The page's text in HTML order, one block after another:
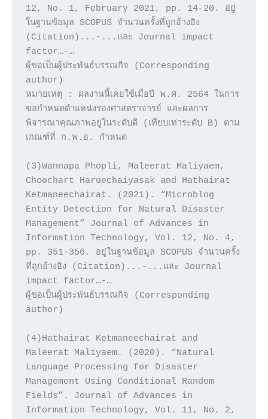
12, No. 1, February 2021, pp. 14-20. อยู่
ในฐานข้อมูล SCOPUS จำนวนครั้งที่ถูกอ้างอิง
(Citation)...-...และ Journal impact
factor…-…
ผู้ขอเป็นผู้ประพันธ์บรรณกิจ (Corresponding
author)
หมายเหตุ : ผลงานนี้เคยใช้เมื่อปี พ.ศ. 2564 ในการ
ขอกำหนดตำแหน่งรองศาสตราจารย์ และผลการ
พิจารณาคุณภาพอยู่ในระดับดี (เทียบเท่าระดับ B) ตาม
เกณฑ์ที่ ก.พ.อ. กำหนด
(3)Wannapa Phopli, Maleerat Maliyaem,
Choochart Haruechaiyasak and Hathairat
Ketmaneechairat. (2021). “Microblog
Entity Detection for Natural Disaster
Management” Journal of Advances in
Information Technology, Vol. 12, No. 4,
pp. 351-356. อยู่ในฐานข้อมูล SCOPUS จำนวนครั้ง
ที่ถูกอ้างอิง (Citation)...-...และ Journal
impact factor…-…
ผู้ขอเป็นผู้ประพันธ์บรรณกิจ (Corresponding
author)
(4)Hathairat Ketmaneechairat and
Maleerat Maliyaem. (2020). “Natural
Language Processing for Disaster
Management Using Conditional Random
Fields”. Journal of Advances in
Information Technology, Vol. 11, No. 2,